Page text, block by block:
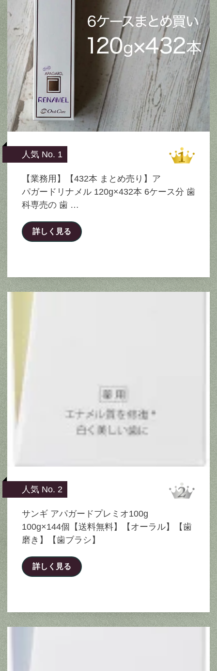
人気 No. 1
【業務用】【432本 まとめ売り】ア
パガードリナメル 120g×432本 6ケース分 歯
科専売の 歯 …
詳しく見る
人気 No. 2
サンギ アパガードプレミオ100g
100g×144個【送料無料】【オーラル】【歯
磨き】【歯ブラシ】
詳しく見る